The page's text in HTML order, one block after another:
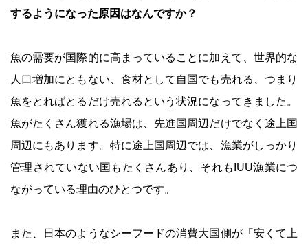
するようになった原因はなんですか？
魚の需要が国際的に高まっていることに加えて、世界的な
人口増加にともない、食材として自国でも売れる、つまり
魚をとればとるだけ売れるという状況になってきました。
魚がたくさん獲れる漁場は、先進国周辺だけでなく途上国
周辺にもあります。特に途上国周辺では、漁業がしっかり
管理されていない国もたくさんあり、それもIUU漁業につ
ながっている理由のひとつです。
また、日本のようなシーフードの消費大国側が「安くて上